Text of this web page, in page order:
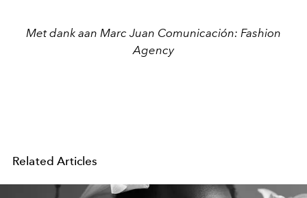
Met dank aan Marc Juan Comunicación: Fashion
Agency
Related Articles